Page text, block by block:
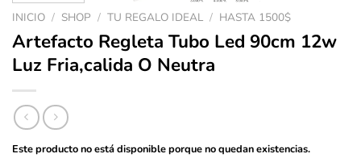
INICIO / SHOP / TU REGALO IDEAL / HASTA 1500$
Artefacto Regleta Tubo Led 90cm 12w
Luz Fria,calida O Neutra
Este producto no está disponible porque no quedan existencias.